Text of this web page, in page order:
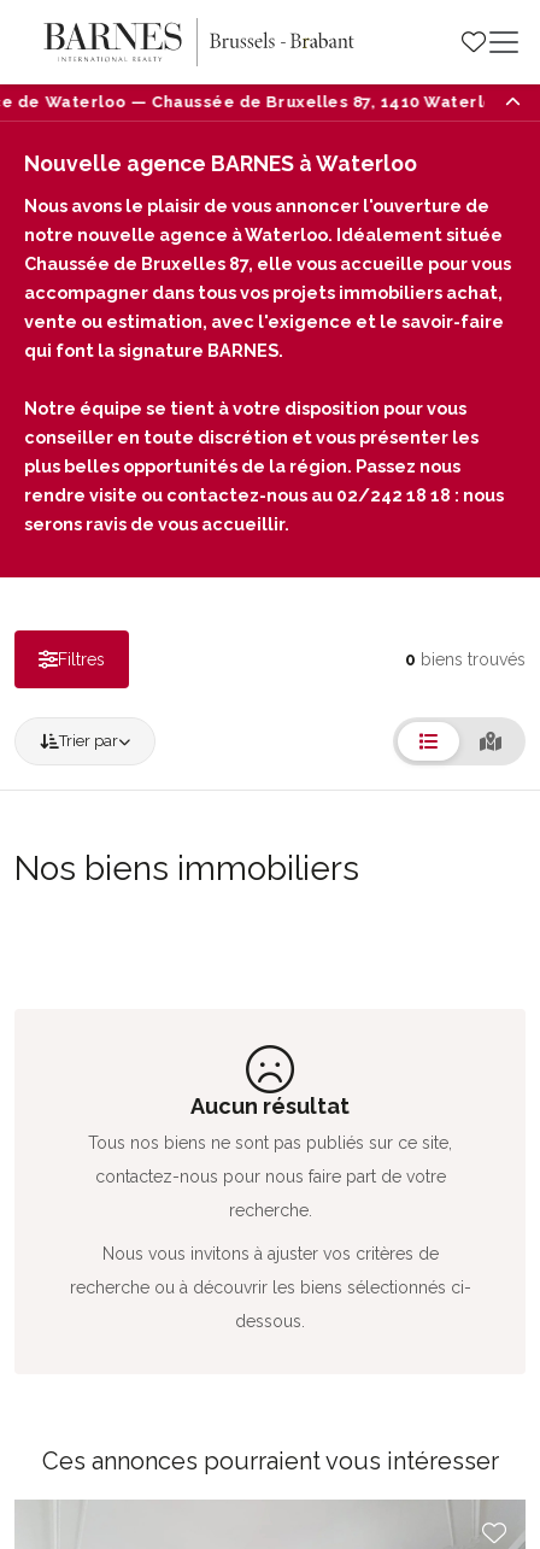
— Chaussée de Bruxelles 87, 1410 Waterloo — Tél : 02/
Nouvelle agence BARNES à Waterloo
Nous avons le plaisir de vous annoncer l'ouverture de
notre nouvelle agence à Waterloo. Idéalement située
Chaussée de Bruxelles 87, elle vous accueille pour vous
accompagner dans tous vos projets immobiliers achat,
vente ou estimation, avec l'exigence et le savoir-faire
qui font la signature BARNES.
Notre équipe se tient à votre disposition pour vous
conseiller en toute discrétion et vous présenter les
plus belles opportunités de la région. Passez nous
rendre visite ou contactez-nous au 02/242 18 18 : nous
serons ravis de vous accueillir.
Filtres 0 biens trouvés
Trier par
Nos biens immobiliers
Aucun résultat
Tous nos biens ne sont pas publiés sur ce site,
contactez-nous pour nous faire part de votre
recherche.
Nous vous invitons à ajuster vos critères de
recherche ou à découvrir les biens sélectionnés ci-
dessous.
Ces annonces pourraient vous intéresser